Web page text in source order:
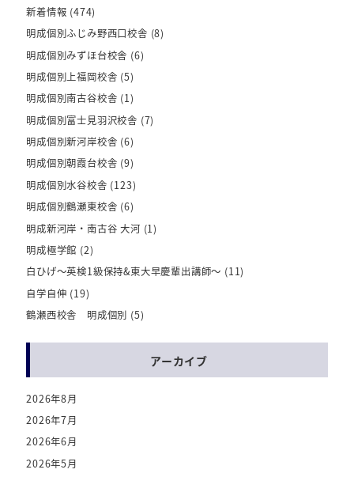
新着情報 (474)
明成個別ふじみ野西口校舎 (8)
明成個別みずほ台校舎 (6)
明成個別上福岡校舎 (5)
明成個別南古谷校舎 (1)
明成個別富士見羽沢校舎 (7)
明成個別新河岸校舎 (6)
明成個別朝霞台校舎 (9)
明成個別水谷校舎 (123)
明成個別鶴瀬東校舎 (6)
明成新河岸・南古谷 大河 (1)
明成極学館 (2)
白ひげ～英検1級保持&東大早慶輩出講師～ (11)
自学自伸 (19)
鶴瀬西校舎 明成個別 (5)
アーカイブ
2026年8月
2026年7月
2026年6月
2026年5月